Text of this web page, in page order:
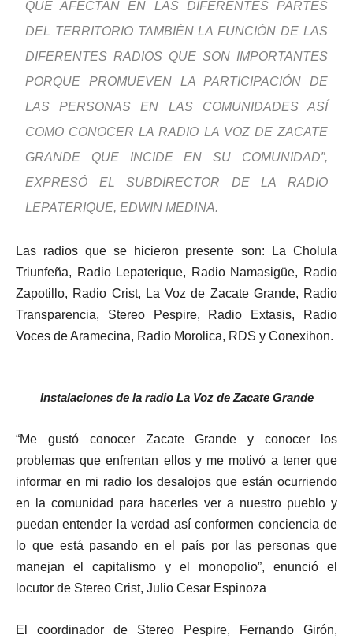
QUE AFECTAN EN LAS DIFERENTES PARTES
DEL TERRITORIO TAMBIÉN LA FUNCIÓN DE LAS
DIFERENTES RADIOS QUE SON IMPORTANTES
PORQUE PROMUEVEN LA PARTICIPACIÓN DE
LAS PERSONAS EN LAS COMUNIDADES ASÍ
COMO CONOCER LA RADIO LA VOZ DE ZACATE
GRANDE QUE INCIDE EN SU COMUNIDAD”,
EXPRESÓ EL SUBDIRECTOR DE LA RADIO
LEPATERIQUE, EDWIN MEDINA.
Las radios que se hicieron presente son: La Cholula
Triunfeña, Radio Lepaterique, Radio Namasigüe, Radio
Zapotillo, Radio Crist, La Voz de Zacate Grande, Radio
Transparencia, Stereo Pespire, Radio Extasis, Radio
Voces de Aramecina, Radio Morolica, RDS y Conexihon.
Instalaciones de la radio La Voz de Zacate Grande
“Me gustó conocer Zacate Grande y conocer los
problemas que enfrentan ellos y me motivó a tener que
informar en mi radio los desalojos que están ocurriendo
en la comunidad para hacerles ver a nuestro pueblo y
puedan entender la verdad así conformen conciencia de
lo que está pasando en el país por las personas que
manejan el capitalismo y el monopolio”, enunció el
locutor de Stereo Crist, Julio Cesar Espinoza
El coordinador de Stereo Pespire, Fernando Girón,